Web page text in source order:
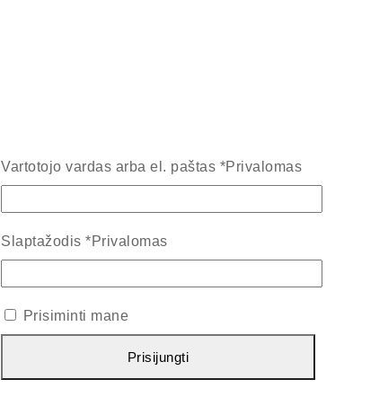
Vartotojo vardas arba el. paštas *Privalomas
Slaptažodis *Privalomas
Prisiminti mane
Prisijungti